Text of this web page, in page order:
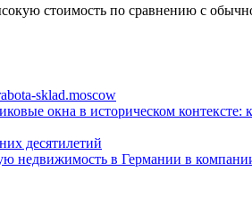
стоимость по сравнению с
sklad.moscow
окна в историческом контексте:
десятилетий
недвижимость в Германии в